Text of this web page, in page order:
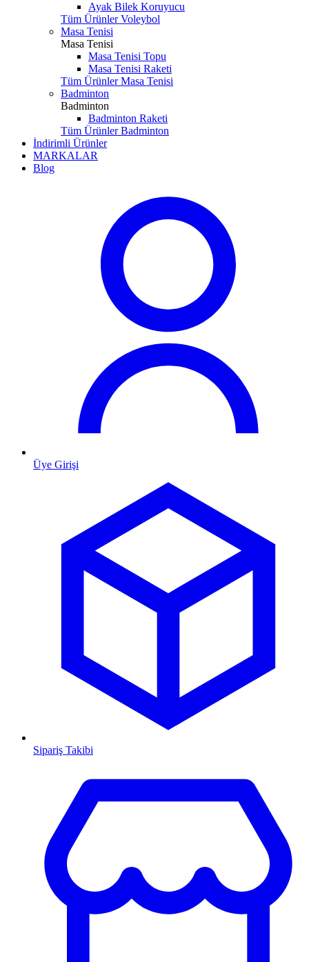
Ayak Bilek Koruyucu
Tüm Ürünler Voleybol
Masa Tenisi
Masa Tenisi
Masa Tenisi Topu
Masa Tenisi Raketi
Tüm Ürünler Masa Tenisi
Badminton
Badminton
Badminton Raketi
Tüm Ürünler Badminton
İndirimli Ürünler
MARKALAR
Blog
Üye Girişi
Sipariş Takibi